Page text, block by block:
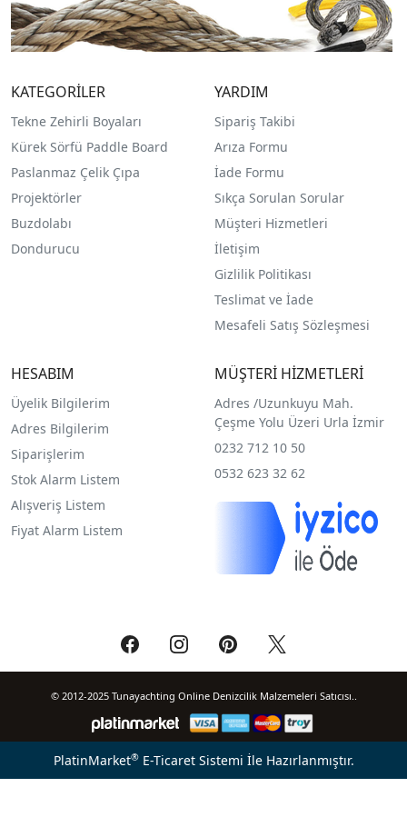
KATEGORİLER
Tekne Zehirli Boyaları
Kürek Sörfü Paddle Board
Paslanmaz Çelik Çıpa
Projektörler
Buzdolabı
Dondurucu
YARDIM
Sipariş Takibi
Arıza Formu
İade Formu
Sıkça Sorulan Sorular
Müşteri Hizmetleri
İletişim
Gizlilik Politikası
Teslimat ve İade
Mesafeli Satış Sözleşmesi
HESABIM
Üyelik Bilgilerim
Adres Bilgilerim
Siparişlerim
Stok Alarm Listem
Alışveriş Listem
Fiyat Alarm Listem
MÜŞTERİ HİZMETLERİ
Adres /Uzunkuyu Mah.
Çeşme Yolu Üzeri Urla İzmir
0232 712 10 50
0532 623 32 62
© 2012-2025 Tunayachting Online Denizcilik Malzemeleri Satıcısı..
PlatinMarket®E-Ticaret Sistemi İle Hazırlanmıştır.